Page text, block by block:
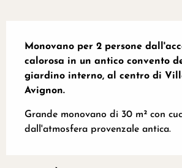
Monovano per 2 persone
calorosa in un antico convento
giardino interno, al centro di
Avignon.
Grande monovano di 30 m² con
dall'atmosfera provenzale antica.